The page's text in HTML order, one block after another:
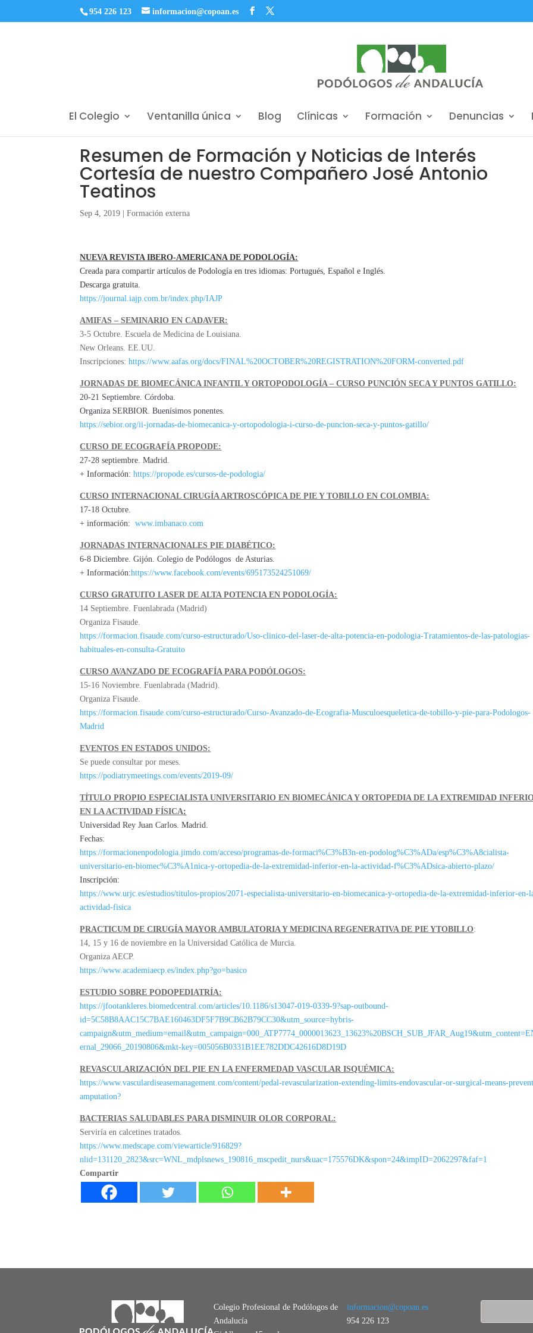
954 226 123 informacion@copoan.es
El Colegio Ventanilla única Blog Clínicas Formación Denuncias
Resumen de Formación y Noticias de Interés
Cortesía de nuestro Compañero José Antonio
Teatinos
Sep 4, 2019 |Formación externa
NUEVA REVISTA IBERO-AMERICANA DE PODOLOGÍA:
Creada para compartir artículos de Podología en tres idiomas: Portugués, Español e Inglés.
Descarga gratuita.
https://journal.iajp.com.br/index.php/IAJP
AMIFAS – SEMINARIO EN CADAVER:
3-5 Octubre. Escuela de Medicina de Louisiana.
New Orleans. EE.UU.
Inscripciones:https://www.aafas.org/docs/FINAL%20OCTOBER%20REGISTRATION%20FORM-converted.pdf
JORNADAS DE BIOMECÁNICA INFANTIL Y ORTOPODOLOGÍA – CURSO PUNCIÓN SECA Y PUNTOS GATILLO:
20-21 Septiembre. Córdoba.
Organiza SERBIOR. Buenísimos ponentes.
https://sebior.org/ii-jornadas-de-biomecanica-y-ortopodologia-i-curso-de-puncion-seca-y-puntos-gatillo/
CURSO DE ECOGRAFÍA PROPODE:
27-28 septiembre. Madrid.
+ Información:https://propode.es/cursos-de-podologia/
CURSO INTERNACIONAL CIRUGÍA ARTROSCÓPICA DE PIE Y TOBILLO EN COLOMBIA:
17-18 Octubre.
+ información:
www.imbanaco.com
JORNADAS INTERNACIONALES PIE DIABÉTICO:
6-8 Diciembre. Gijón. Colegio de Podólogos de Asturias.
+ Información:https://www.facebook.com/events/695173524251069/
CURSO GRATUITO LASER DE ALTA POTENCIA EN PODOLOGÍA:
14 Septiembre. Fuenlabrada (Madrid)
Organiza Fisaude.
https://formacion.fisaude.com/curso-estructurado/Uso-clinico-del-laser-de-alta-potencia-en-podologia-Tratamientos-de-las-patologias-
habituales-en-consulta-Gratuito
CURSO AVANZADO DE ECOGRAFÍA PARA PODÓLOGOS:
15-16 Noviembre. Fuenlabrada (Madrid).
Organiza Fisaude.
https://formacion.fisaude.com/curso-estructurado/Curso-Avanzado-de-Ecografia-Musculoesqueletica-de-tobillo-y-pie-para-Podologos-
Madrid
EVENTOS EN ESTADOS UNIDOS:
Se puede consultar por meses.
https://podiatrymeetings.com/events/2019-09/
TÍTULO PROPIO ESPECIALISTA UNIVERSITARIO EN BIOMECÁNICA Y ORTOPEDIA DE LA EXTREMIDAD
EN LA ACTIVIDAD FÍSICA:
Universidad Rey Juan Carlos. Madrid.
Fechas:
https://formacionenpodologia.jimdo.com/acceso/programas-de-formaci%C3%B3n-en-podolog%C3%ADa/esp%C3%A8cialista-
universitario-en-biomec%C3%A1nica-y-ortopedia-de-la-extremidad-inferior-en-la-actividad-f%C3%ADsica-abierto-plazo/
Inscripción:
https://www.urjc.es/estudios/titulos-propios/2071-especialista-universitario-en-biomecanica-y-ortopedia-de-la-extremidad-inferior-en-
actividad-fisica
PRACTICUM DE CIRUGÍA MAYOR AMBULATORIA Y MEDICINA REGENERATIVA DE PIE YTOBILLO:
14, 15 y 16 de noviembre en la Universidad Católica de Murcia.
Organiza AECP.
https://www.academiaecp.es/index.php?go=basico
ESTUDIO SOBRE PODOPEDIATRÍA:
https://jfootankleres.biomedcentral.com/articles/10.1186/s13047-019-0339-9?sap-outbound-
id=5C58B8AAC15C7BAE160463DF5F7B9CB62B79CC30&utm_source=hybris-
ernal_29066_20190806&mkt-key=005056B0331B1EE782DDC42616D8D19D
REVASCULARIZACIÓN DEL PIE EN LA ENFERMEDAD VASCULAR ISQUÉMICA:
https://www.vasculardiseasemanagement.com/content/pedal-revascularization-extending-limits-endovascular-or-surgical-means-
amputation?
BACTERIAS SALUDABLES PARA DISMINUIR OLOR CORPORAL:
Serviría en calcetines tratados.
https://www.medscape.com/viewarticle/916829?
nlid=131120_2823&src=WNL_mdplsnews_190816_mscpedit_nurs&uac=175576DK&spon=24&impID=2062297&faf=1
Compartir
Colegio Profesional de Podólogos de
Andalucía
informacion@copoan.es
954 226 123